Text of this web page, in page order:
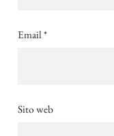
Email*
Sito web